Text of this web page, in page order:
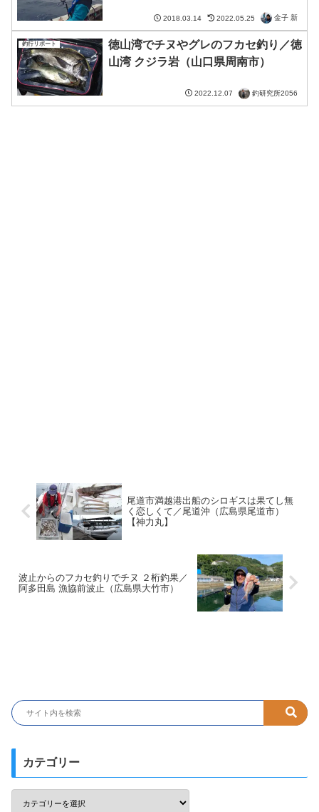
2018.03.14 2022.05.25 金子 新
釣行リポート
徳山湾でチヌやグレのフカセ釣り／徳
山湾 クジラ岩（山口県周南市）
2022.12.07 釣研究所2056
尾道市満越港出船のシロギスは果てし無
く恋しくて／尾道沖（広島県尾道市）
【神力丸】
波止からのフカセ釣りでチヌ ２桁釣果／
阿多田島 漁協前波止（広島県大竹市）
カテゴリー